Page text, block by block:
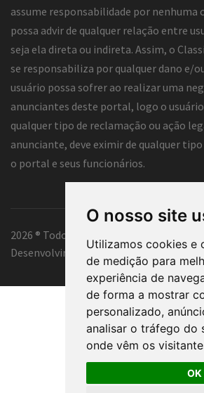
O nosso site
Utilizamos cookies e
de medição para
experiência de
de forma a mostrar
personalizado,
analisar o tráfego do
onde vêm os
OK
assume responsabilidade por nenhuma
possa advir de qualquer relação entre
seja ela direta ou indireta. Assim, o
se responsabiliza por qualquer dano e/
usuário possa sofrer ao realizar uma
anunciantes deste portal, logo o
qualquer tipo de reclamação ou ação
anunciante, deve eximir de qualquer
o portal e seus funcionários.
2026 ® Todos os direitos reservados.
Desenvolvimento e hospedagem